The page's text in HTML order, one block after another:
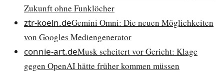
Zukunft ohne Funklöcher
ztr-koeln.deGemini Omni: Die neuen Möglichkeiten
von Googles Mediengenerator
connie-art.deMusk scheitert vor Gericht: Klage
gegen OpenAI hätte früher kommen müssen